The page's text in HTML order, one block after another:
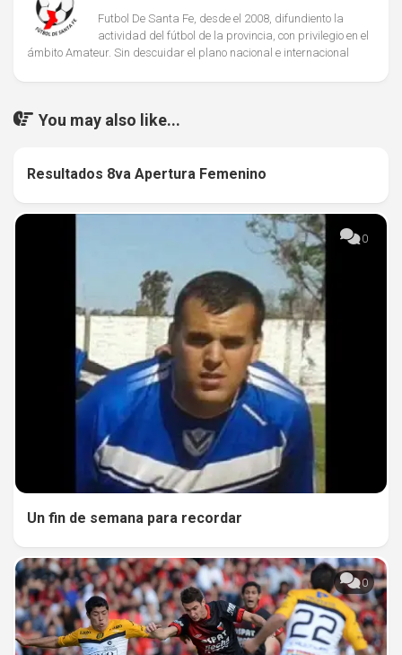
Futbol De Santa Fe, desde el 2008, difundiento la
actividad del fútbol de la provincia, con privilegio en el
ámbito Amateur. Sin descuidar el plano nacional e internacional
You may also like...
Resultados 8va Apertura Femenino
0
Un fin de semana para recordar
0